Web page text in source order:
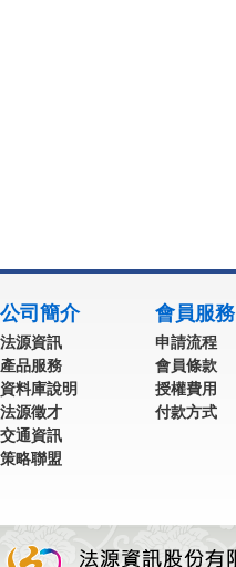
公司簡介
法源資訊
產品服務
資料庫說明
法源徵才
交通資訊
策略聯盟
會員服務
申請流程
會員條款
授權費用
付款方式